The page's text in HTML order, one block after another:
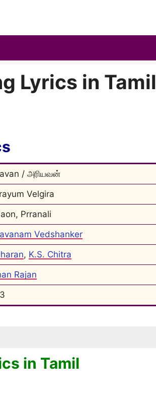
Lyrics in Tamil
/ அரியவன்
Velgira
Prranali
Vedshanker
, K.S. Chitra
Rajan
in Tamil